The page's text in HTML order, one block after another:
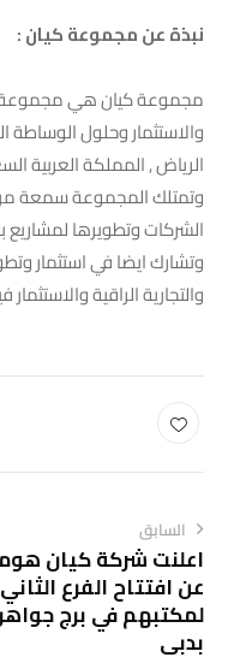
نبذة عن مجموعة كيان :
مجموعة كيان هي مجموعة
والاستثمار وحلول
الرياض , المملكة العربية
وتمتلك المجموعة سمعة
الشركات وتطويرها
وتشارك ايضا في استثمار
والتجارية الراقية والاستثمار
السابق
اعلنت شركة كيان
عن افتتاح الفرع الثاني
لمكتبهم في برج
بدبي